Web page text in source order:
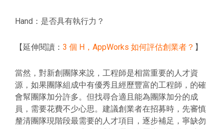
Hand：是否具有執行力？
【延伸閱讀： 3 個 H，AppWorks 如何評估創業者？ 】
當然，對新創團隊來說，工程師是相當重要的人才資
源，如果團隊組成中有優秀且經歷豐富的工程師，的確
會幫團隊加分許多。但找尋合適且能為團隊加分的成
員，需要花費不少心思。建議創業者在招募時，先審慎
釐清團隊現階段最需要的人才項目，逐步補足，寧缺勿